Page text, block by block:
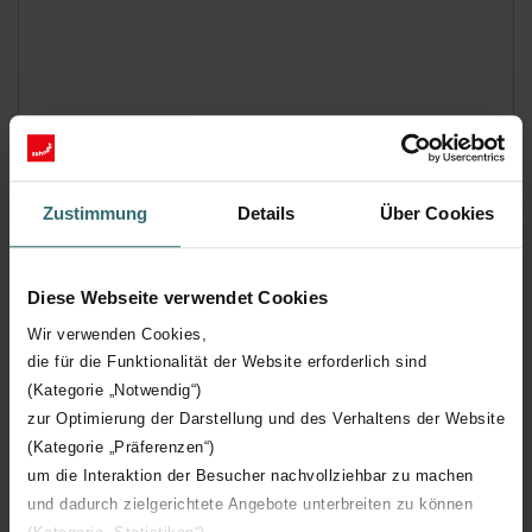
Zustimmung Details Über Cookies
Diese Webseite verwendet Cookies
Wir verwenden Cookies,
die für die Funktionalität der Website erforderlich sind
(Kategorie „Notwendig“)
zur Optimierung der Darstellung und des Verhaltens der Website
(Kategorie „Präferenzen“)
um die Interaktion der Besucher nachvollziehbar zu machen
und dadurch zielgerichtete Angebote unterbreiten zu können
Traffic White (9016* / RAL 9016)